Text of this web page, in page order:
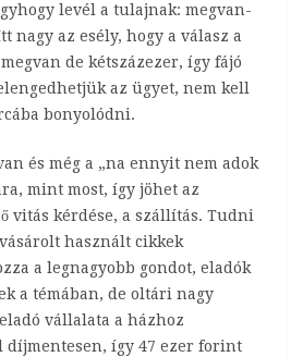
levél a tulajnak: megvan-
nagy az esély, hogy a válasz a
de kétszázezer, így fájó
az ügyet, nem kell
bonyolódni.
és még a „na ennyit nem adok
mint most, így jöhet az
vitás kérdése, a szállítás. Tudni
használt cikkek
a legnagyobb gondot, eladók
a témában, de oltári nagy
vállalata a házhoz
díjmentesen, így 47 ezer forint